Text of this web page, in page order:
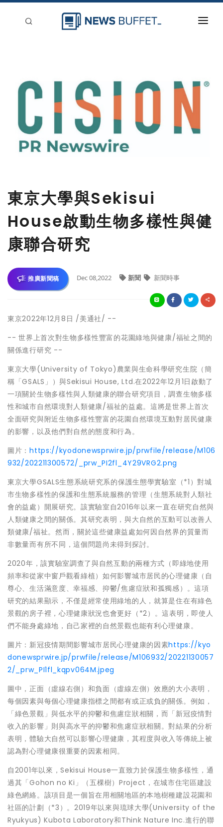
登入
東京大學與Sekisui
House啟動生物多樣性與健
康聯合研究
推廣新聞稿 Dec 08,2022 新聞 新聞時事
東京2022年12月8日 /美通社/ --
-- 世界上首次對生物多樣性豐富的花園綠地與健康/福祉之間的
關係進行研究 --
東京大學(University of Tokyo)農業與生命科學研究生院（簡
稱「GSALS」）與Sekisui House, Ltd.在2022年12月1日啟動了
一項關於生物多樣性與人類健康的聯合研究項目，調查生物多樣
性和城市自然環境對人類健康/福祉的益處。這將是世界上首次
全面研究與附近生物多樣性豐富的花園自然環境互動對居民健康
的影響，以及他們對自然的態度和行為。
圖片：https://kyodonewsprwire.jp/prwfile/release/M106
932/202211300572/_prw_PI2fl_4Y29VRG2.png
東京大學GSALS生態系統研究系的保護生態學實驗室（*1）對城
市生物多樣性的保護和生態系統服務的管理（生態系統對人類社
會的益處）開展研究。該實驗室自2016年以來一直在研究自然與
人類健康之間的關係。其研究表明，與大自然的互動可以改善人
類健康/福祉。然而，關於這些健康益處如何因自然界的質量而
非數量而有所不同，這個問題尚未得到探討。
2020年，該實驗室調查了與自然互動的兩種方式（即綠地使用
頻率和從家中窗戶觀看綠植）如何影響城市居民的心理健康（自
尊心、生活滿意度、幸福感、抑鬱/焦慮症狀和孤獨感）。這項
研究的結果顯示，不僅是經常使用綠地的人，就算是住在有綠色
景觀的房子裡，心理健康狀況也會更好（*2）。這表明，即使人
們不能身處綠地，自己家裡的自然景觀也能有利心理健康。
圖片：新冠疫情期間影響城市居民心理健康的因素https://kyo
donewsprwire.jp/prwfile/release/M106932/20221130057
2/_prw_PI1fl_kqpv064M.jpeg
圖中，正面（虛線右側）和負面（虛線左側）效應的大小表明，
每個因素與每個心理健康指標之間都有或正或負的關係。例如，
「綠色景觀」與低水平的抑鬱和焦慮症狀相關，而「新冠疫情對
收入的影響」則與高水平的抑鬱和焦慮症狀相關。對結果的分析
表明，體驗大自然可以影響心理健康，其程度與收入等傳統上被
認為對心理健康很重要的因素相同。
自2001年以來，Sekisui House一直致力於保護生物多樣性，通
過其「Gohon no Ki」（五棵樹） Project ，在城市住宅區建設
綠色網絡。該項目是一個旨在用相關地區的本地樹種建設花園和
社區的計劃（*3）。2019年以來與琉球大學(University of the
Ryukyus) Kubota Laboratory和Think Nature Inc.進行的聯